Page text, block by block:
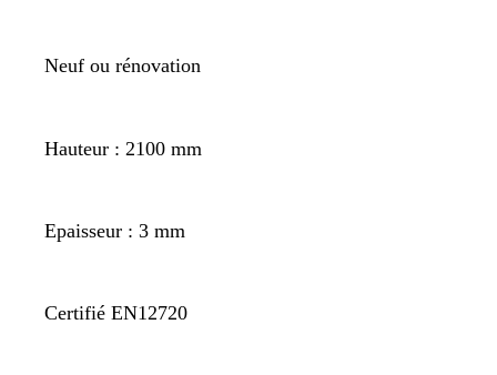
Neuf ou rénovation
Hauteur : 2100 mm
Epaisseur : 3 mm
Certifié EN12720